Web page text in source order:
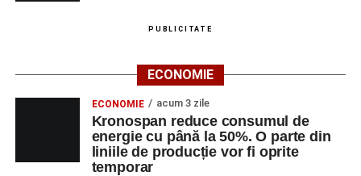
PUBLICITATE
ECONOMIE
ECONOMIE acum 3 zile
Kronospan reduce consumul de
energie cu până la 50%. O parte din
liniile de producție vor fi oprite
temporar